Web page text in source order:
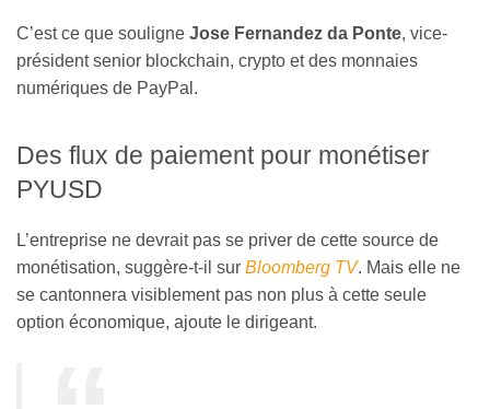
C’est ce que souligne Jose Fernandez da Ponte, vice-
président senior blockchain, crypto et des monnaies
numériques de PayPal.
Des flux de paiement pour monétiser
PYUSD
L’entreprise ne devrait pas se priver de cette source de
monétisation, suggère-t-il sur Bloomberg TV. Mais elle ne
se cantonnera visiblement pas non plus à cette seule
option économique, ajoute le dirigeant.